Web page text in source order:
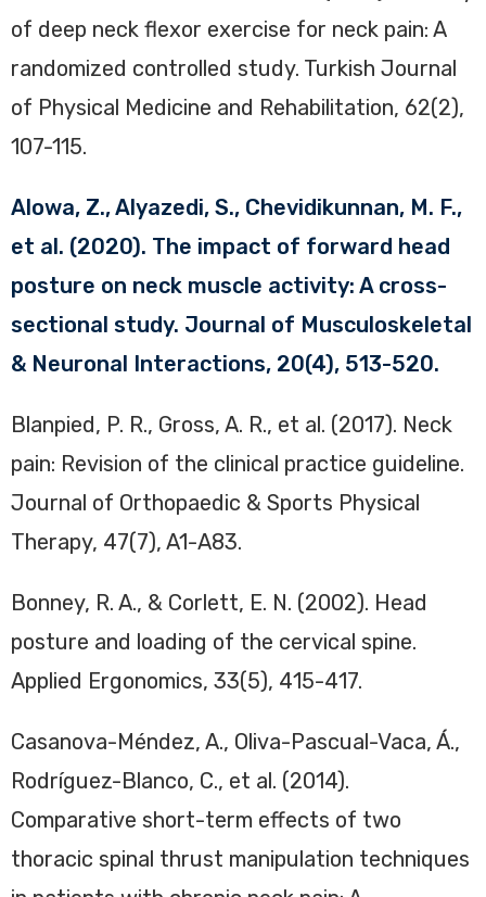
of deep neck flexor exercise for neck pain: A
randomized controlled study. Turkish Journal
of Physical Medicine and Rehabilitation, 62(2),
107-115.
Alowa, Z., Alyazedi, S., Chevidikunnan, M. F.,
et al. (2020). The impact of forward head
posture on neck muscle activity: A cross-
sectional study. Journal of Musculoskeletal
& Neuronal Interactions, 20(4), 513-520.
Blanpied, P. R., Gross, A. R., et al. (2017). Neck
pain: Revision of the clinical practice guideline.
Journal of Orthopaedic & Sports Physical
Therapy, 47(7), A1-A83.
Bonney, R. A., & Corlett, E. N. (2002). Head
posture and loading of the cervical spine.
Applied Ergonomics, 33(5), 415-417.
Casanova-Méndez, A., Oliva-Pascual-Vaca, Á.,
Rodríguez-Blanco, C., et al. (2014).
Comparative short-term effects of two
thoracic spinal thrust manipulation techniques